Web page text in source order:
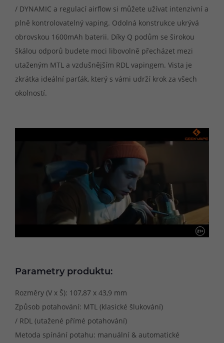
/ DYNAMIC a regulací airflow si můžete užívat intenzivní a
plně kontrolovatelný vaping. Odolná konstrukce ukrývá
obrovskou 1600mAh baterii. Díky Q podům se širokou
škálou odporů budete moci libovolně přecházet mezi
utaženým MTL a vzdušnějším RDL vapingem. Vista je
zkrátka ideální parťák, který s vámi udrží krok za všech
okolností.
Parametry produktu:
Rozměry (V x Š): 107,87 x 43,9 mm
Způsob potahování: MTL (klasické šlukování)
/ RDL (utažené přímé potahování)
Metoda spínání potahu: manuální & automatické